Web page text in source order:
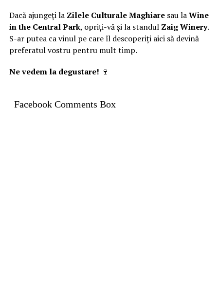
Dacă ajungeți la Zilele Culturale Maghiaresau laWine
in the Central Park, opriți-vă și la standul Zaig Winery.
S-ar putea ca vinul pe care îl descoperiți aici să devină
preferatul vostru pentru mult timp.
Ne vedem la degustare! 🍷
Facebook Comments Box